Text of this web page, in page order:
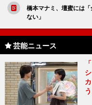
橋本マナミ、壇蜜には
ない」
芸能ニュース
う